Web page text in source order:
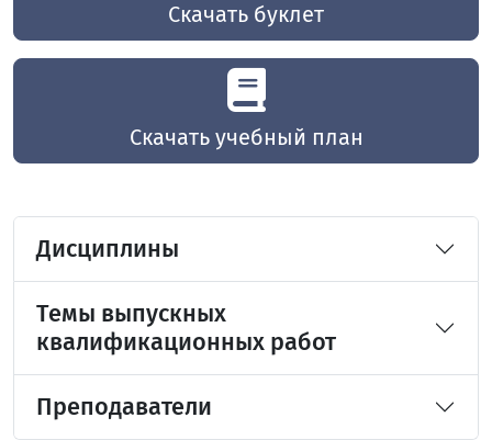
Скачать буклет
Скачать учебный план
Дисциплины
Темы выпускных
квалификационных работ
Преподаватели